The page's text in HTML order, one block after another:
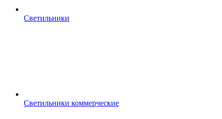
Светильники
Светильники коммерческие